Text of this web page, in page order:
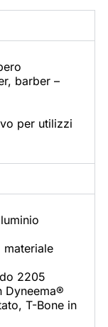
barber –
per utilizzi
materiale
2205
Dyneema®
T-Bone in